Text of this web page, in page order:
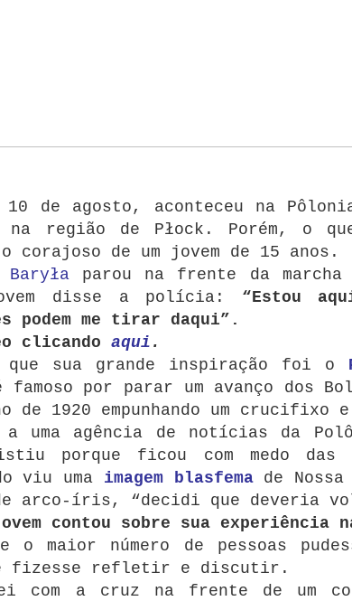
de agosto, aconteceu na
região de Płock. Porém, o
de um jovem de 15 anos.
Baryła parou na frente da marcha
disse a polícia: “Estou
podem me tirar daqui”.
clicando aqui .
que sua grande inspiração foi o
famoso por parar um avanço dos
de 1920 empunhando um crucifixo
a uma agência de notícias da
porque ficou com medo das
viu uma imagem blasfemade Nossa
arco-íris, “decidi que deveria
contou sobre sua experiência
o maior número de pessoas
fizesse refletir e discutir.
com a cruz na frente de um